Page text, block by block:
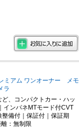
ミアム ワンオーナー メモ
ラ
、コンパクトカー・ハッ
インパネMTモード付CVT
整備付｜保証付｜保証期
：無制限